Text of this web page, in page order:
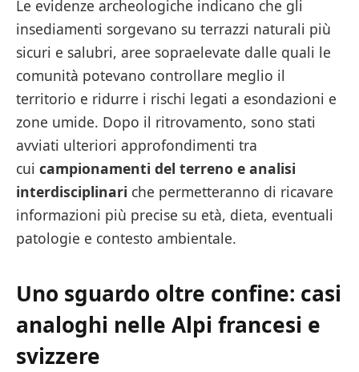
Le evidenze archeologiche indicano che gli
insediamenti sorgevano su terrazzi naturali più
sicuri e salubri, aree sopraelevate dalle quali le
comunità potevano controllare meglio il
territorio e ridurre i rischi legati a esondazioni e
zone umide. Dopo il ritrovamento, sono stati
avviati ulteriori approfondimenti tra
cui campionamenti del terreno e analisi
interdisciplinari che permetteranno di ricavare
informazioni più precise su età, dieta, eventuali
patologie e contesto ambientale.
Uno sguardo oltre confine: casi
analoghi nelle Alpi francesi e
svizzere